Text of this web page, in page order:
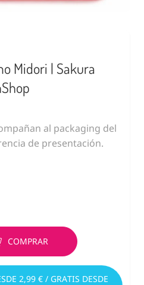
Midori | Sakura
al packaging del
de presentación.
COMPRAR
2,99 € / GRATIS DESDE